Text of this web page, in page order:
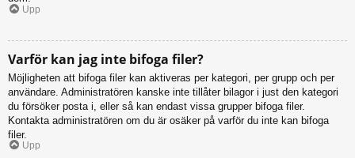
Upp
Varför kan jag inte bifoga filer?
Möjligheten att bifoga filer kan aktiveras per kategori, per grupp och per
användare. Administratören kanske inte tillåter bilagor i just den kategori
du försöker posta i, eller så kan endast vissa grupper bifoga filer.
Kontakta administratören om du är osäker på varför du inte kan bifoga
filer.
Upp